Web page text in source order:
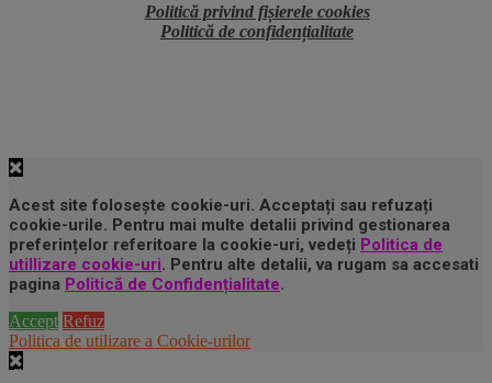
Politică privind fișierele cookies
Politică de confidențialitate
Acest site folosește cookie-uri. Acceptați sau refuzați
cookie-urile. Pentru mai multe detalii privind gestionarea
preferințelor referitoare la cookie-uri, vedeți Politica de
utillizare cookie-uri. Pentru alte detalii, va rugam sa accesati
pagina Politică de Confidențialitate.
Accept Refuz
Politica de utilizare a Cookie-urilor